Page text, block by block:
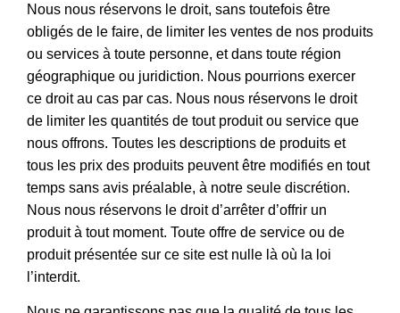
Nous nous réservons le droit, sans toutefois être
obligés de le faire, de limiter les ventes de nos produits
ou services à toute personne, et dans toute région
géographique ou juridiction. Nous pourrions exercer
ce droit au cas par cas. Nous nous réservons le droit
de limiter les quantités de tout produit ou service que
nous offrons. Toutes les descriptions de produits et
tous les prix des produits peuvent être modifiés en tout
temps sans avis préalable, à notre seule discrétion.
Nous nous réservons le droit d’arrêter d’offrir un
produit à tout moment. Toute offre de service ou de
produit présentée sur ce site est nulle là où la loi
l’interdit.